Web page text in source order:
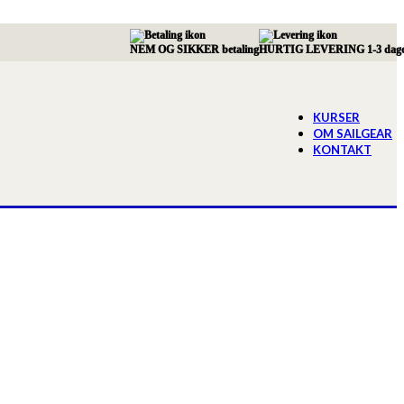
NEM OG SIKKER betalingHURTIG LEVERING 1-3
KURSER
OM SAILGEAR
KONTAKT